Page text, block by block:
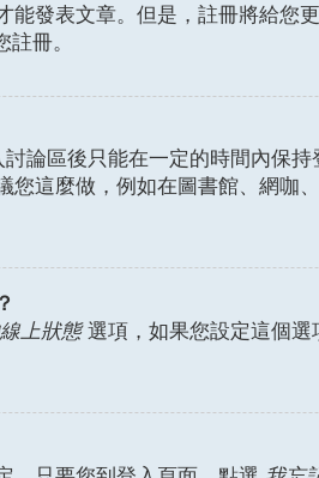
發表文章。但是，註冊將給
冊。
論區後只能在一定的時間內保
這麼做，例如在圖書館、網
上狀態選項，如果您設定這個選